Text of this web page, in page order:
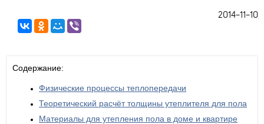
2014-11-10
Содержание:
Физические процессы теплопередачи
Теоретический расчёт толщины утеплителя для пола
Материалы для утепления пола в доме и квартире